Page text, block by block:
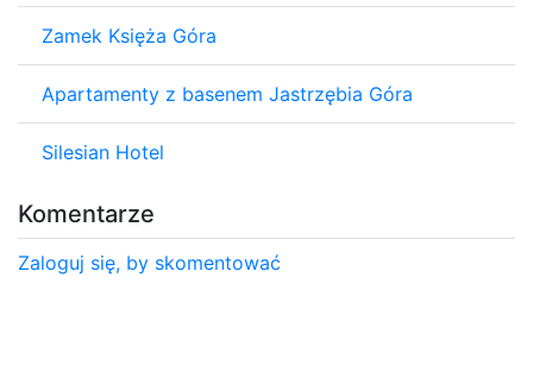
Zamek Księża Góra
Apartamenty z basenem Jastrzębia Góra
Silesian Hotel
Komentarze
Zaloguj się, by skomentować